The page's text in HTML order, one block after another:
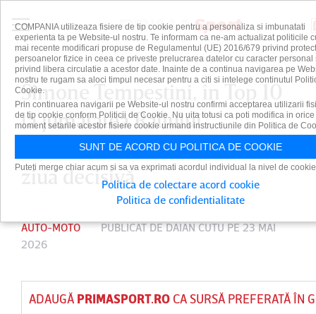
Simone Tempestini, în Top 10
la jumătatea Raliului
Scandinaviei. Duminică este
ziua decisivă
AUTO-MOTO PUBLICAT DEDAIAN CUTUPE 23 MAI
2026
ADAUGĂ PRIMASPORT.ROCA SURSĂ PREFERATĂ ÎN
COMPANIA utilizeaza fisiere de tip cookie pentru a personaliza si imbunatati
experienta ta pe Website-ul nostru. Te informam ca ne-am actualizat politicile
mai recente modificari propuse de Regulamentul (UE) 2016/679 privind
persoanelor fizice in ceea ce priveste prelucrarea datelor cu caracter personal
privind libera circulatie a acestor date. Inainte de a continua navigarea pe
nostru te rugam sa aloci timpul necesar pentru a citi si intelege continutul
Cookie.
Prin continuarea navigarii pe Website-ul nostru confirmi acceptarea utilizarii
de tip cookie conform Politicii de Cookie. Nu uita totusi ca poti modifica in orice
moment setarile acestor fisiere cookie urmand instructiunile din Politica de
SUNT DE ACORD CU POLITICA DE COOKIE
Puteti merge chiar acum si sa va exprimati acordul individual la nivel de
Politica de colectare acord cookie
Politica de confidentialitate